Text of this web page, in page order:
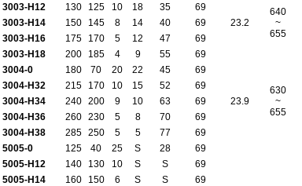
23.2
640
~
655
3003-H12
130 125 10 18 35 69
3003-H14
150 145 8 14 40 69
3003-H16
175 170 5 12 47 69
3003-H18
200 185 4 9 55 69
3004-0
180 70 20 22 45 69
23.9
630
~
655
3004-H32 215 170 10 15 52
69
3004-H34
240 200 9 10 63
69
3004-H36
260 230 5 8 70
69
3004-H38
285 250 5 5 77
69
5005-0
125 40 25 S 28 69
5005-H12 140 130 10 S S
69
5005-H14
160 150 6 S S
69